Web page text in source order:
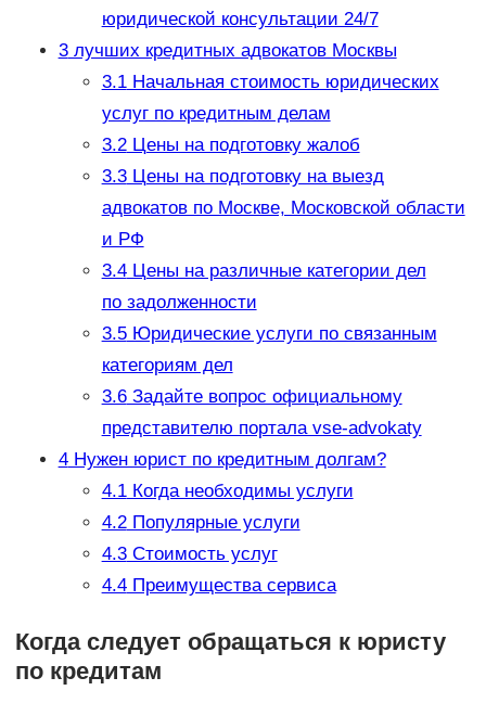
юридической консультации 24/7
3лучших кредитных адвокатов Москвы
3.1Начальная стоимость юридических
услуг по кредитным делам
3.2Цены на подготовку жалоб
3.3Цены на подготовку на выезд
адвокатов по Москве, Московской области
и РФ
3.4Цены на различные категории дел
по задолженности
3.5Юридические услуги по связанным
категориям дел
3.6Задайте вопрос официальному
представителю портала vse-advokaty
4Нужен юрист по кредитным долгам?
4.1Когда необходимы услуги
4.2Популярные услуги
4.3Стоимость услуг
4.4Преимущества сервиса
Когда следует обращаться к юристу
по кредитам